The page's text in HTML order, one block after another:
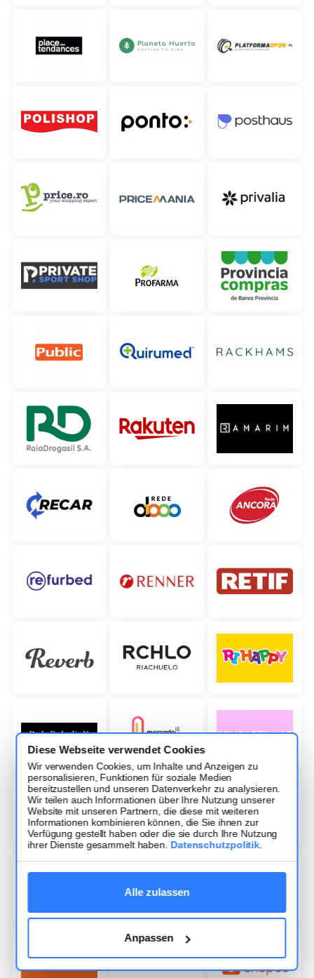
Diese Webseite verwendet Cookies
Wir verwenden Cookies, um Inhalte und Anzeigen zu
personalisieren, Funktionen für soziale Medien
bereitzustellen und unseren Datenverkehr zu analysieren.
Wir teilen auch Informationen über Ihre Nutzung unserer
Website mit unseren Partnern, die diese mit weiteren
Informationen kombinieren können, die Sie ihnen zur
Verfügung gestellt haben oder die sie durch Ihre Nutzung
ihrer Dienste gesammelt haben. Datenschutzpolitik
Alle zulassen
Anpassen